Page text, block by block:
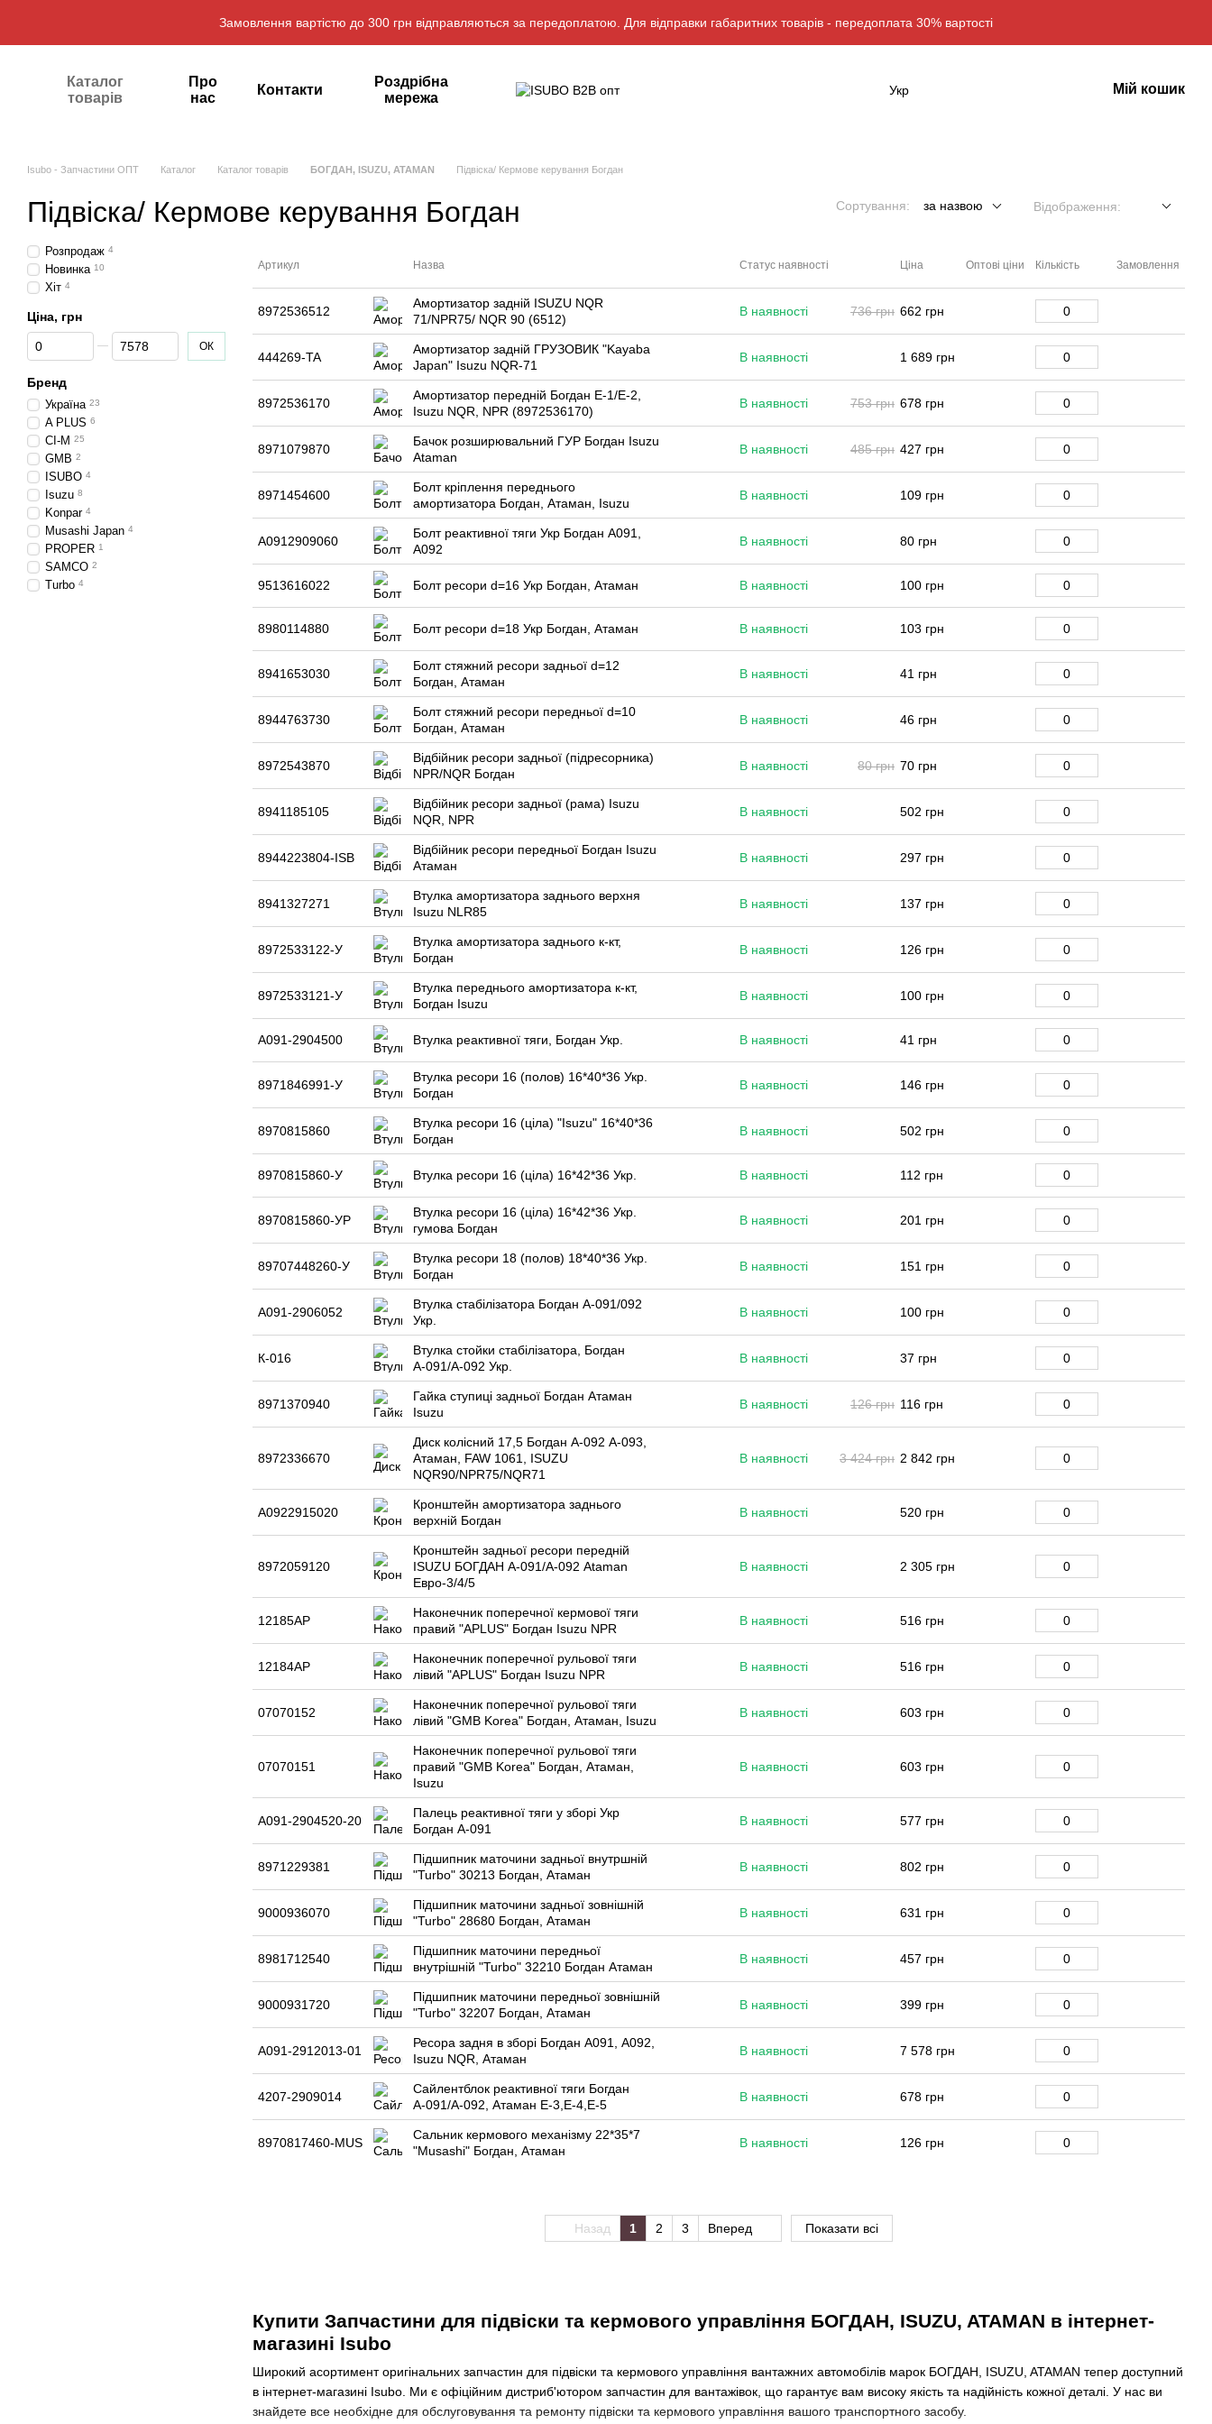
Замовлення вартістю до 300 грн відправляються за передоплатою. Для відправки габаритних товарів - передоплата 30% вартості
Каталог
товарів
Про
нас
Контакти
Роздрібна
мережа
Укр Мій кошик
Isubo - Запчастини ОПТ Каталог Каталог товарів БОГДАН, ISUZU, ATAMAN Підвіска/ Кермове керування Богдан
Підвіска/ Кермове керування Богдан Сортування: за назвою Відображення:
Купити Запчастини для підвіски та кермового управління БОГДАН, ISUZU, ATAMAN в інтернет-
магазині Isubo
Широкий асортимент оригінальних запчастин для підвіски та кермового управління вантажних автомобілів марок БОГДАН, ISUZU, ATAMAN тепер доступний
в інтернет-магазині Isubo. Ми є офіційним дистриб'ютором запчастин для вантажівок, що гарантує вам високу якість та надійність кожної деталі. У нас ви
знайдете все необхідне для обслуговування та ремонту підвіски та кермового управління вашого транспортного засобу.
Артикул Назва Статус наявності Ціна Оптові ціни Кількість Замовлення
8972536512
Амортизатор задній ISUZU NQR
71/NPR75/ NQR 90 (6512)
В наявності 736 грн 662 грн
444269-TA
Амортизатор задній ГРУЗОВИК "Kayaba
Japan" Isuzu NQR-71
В наявності 1 689 грн
8972536170
Амортизатор передній Богдан Е-1/Е-2,
Isuzu NQR, NPR (8972536170)
В наявності 753 грн 678 грн
8971079870
Бачок розширювальний ГУР Богдан Isuzu
Аtaman
В наявності 485 грн 427 грн
8971454600
Болт кріплення переднього
амортизатора Богдан, Атаман, Isuzu
В наявності 109 грн
A0912909060
Болт реактивної тяги Укр Богдан А091,
А092
В наявності 80 грн
9513616022 Болт ресори d=16 Укр Богдан, Атаман В наявності 100 грн
8980114880 Болт ресори d=18 Укр Богдан, Атаман В наявності 103 грн
8941653030
Болт стяжний ресори задньої d=12
Богдан, Атаман
В наявності 41 грн
8944763730
Болт стяжний ресори передньої d=10
Богдан, Атаман
В наявності 46 грн
8972543870
Відбійник ресори задньої (підресорника)
NPR/NQR Богдан
В наявності 80 грн 70 грн
8941185105
Відбійник ресори задньої (рама) Isuzu
NQR, NPR
В наявності 502 грн
8944223804-ISB
Відбійник ресори передньої Богдан Isuzu
Атаман
В наявності 297 грн
8941327271
Втулка амортизатора заднього верхня
Isuzu NLR85
В наявності 137 грн
8972533122-У
Втулка амортизатора заднього к-кт,
Богдан
В наявності 126 грн
8972533121-У
Втулка переднього амортизатора к-кт,
Богдан Isuzu
В наявності 100 грн
А091-2904500 Втулка реактивної тяги, Богдан Укр. В наявності 41 грн
8971846991-У
Втулка ресори 16 (полов) 16*40*36 Укр.
Богдан
В наявності 146 грн
8970815860
Втулка ресори 16 (ціла) "Isuzu" 16*40*36
Богдан
В наявності 502 грн
8970815860-У Втулка ресори 16 (ціла) 16*42*36 Укр. В наявності 112 грн
8970815860-УР
Втулка ресори 16 (ціла) 16*42*36 Укр.
гумова Богдан
В наявності 201 грн
89707448260-У
Втулка ресори 18 (полов) 18*40*36 Укр.
Богдан
В наявності 151 грн
А091-2906052
Втулка стабілізатора Богдан А-091/092
Укр.
В наявності 100 грн
К-016
Втулка стойки стабілізатора, Богдан
А-091/А-092 Укр.
В наявності 37 грн
8971370940
Гайка ступиці задньої Богдан Атаман
Isuzu
В наявності 126 грн 116 грн
8972336670
Диск колісний 17,5 Богдан А-092 А-093,
Атаман, FAW 1061, ISUZU
NQR90/NPR75/NQR71
В наявності 3 424 грн 2 842 грн
А0922915020
Кронштейн амортизатора заднього
верхній Богдан
В наявності 520 грн
8972059120
Кронштейн задньої ресори передній
ISUZU БОГДАН А-091/А-092 Ataman
Евро-3/4/5
В наявності 2 305 грн
12185AP
Наконечник поперечної кермової тяги
правий "APLUS" Богдан Isuzu NPR
В наявності 516 грн
12184АР
Наконечник поперечної рульової тяги
лівий "APLUS" Богдан Isuzu NPR
В наявності 516 грн
07070152
Наконечник поперечної рульової тяги
лівий "GMB Korea" Богдан, Атаман, Isuzu
В наявності 603 грн
07070151
Наконечник поперечної рульової тяги
правий "GMB Korea" Богдан, Атаман,
Isuzu
В наявності 603 грн
А091-2904520-20
Палець реактивної тяги у зборі Укр
Богдан А-091
В наявності 577 грн
8971229381
Підшипник маточини задньої внутршній
"Turbo" 30213 Богдан, Атаман
В наявності 802 грн
9000936070
Підшипник маточини задньої зовнішній
"Turbo" 28680 Богдан, Атаман
В наявності 631 грн
8981712540
Підшипник маточини передньої
внутрішній "Turbo" 32210 Богдан Атаман
В наявності 457 грн
9000931720
Підшипник маточини передньої зовнішній
"Turbo" 32207 Богдан, Атаман
В наявності 399 грн
А091-2912013-01
Ресора задня в зборі Богдан А091, А092,
Isuzu NQR, Атаман
В наявності 7 578 грн
4207-2909014
Сайлентблок реактивної тяги Богдан
А-091/А-092, Атаман Е-3,Е-4,Е-5
В наявності 678 грн
8970817460-MUS
Сальник кермового механізму 22*35*7
"Musashi" Богдан, Атаман
В наявності 126 грн
Назад 1 2 3 Вперед Показати всі
Розпродаж 4
Новинка 10
Хіт 4
Ціна, грн
Від Ціна, грн
До Ціна, грн ОК
Бренд
Україна 23
A PLUS 6
CI-M 25
GMB 2
ISUBO 4
Isuzu 8
Konpar 4
Musashi Japan 4
PROPER 1
SAMCO 2
Turbo 4